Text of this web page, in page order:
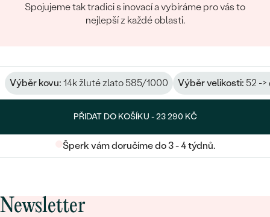
Spojujeme tak tradici s inovací a vybíráme pro vás to
nejlepší z každé oblasti.
Výběr kovu: 14k žluté zlato 585/1000 Výběr velikosti: 52 ->
PŘIDAT DO KOŠÍKU -23 290 KČ
Šperk vám doručíme do 3 - 4 týdnů.
Newsletter